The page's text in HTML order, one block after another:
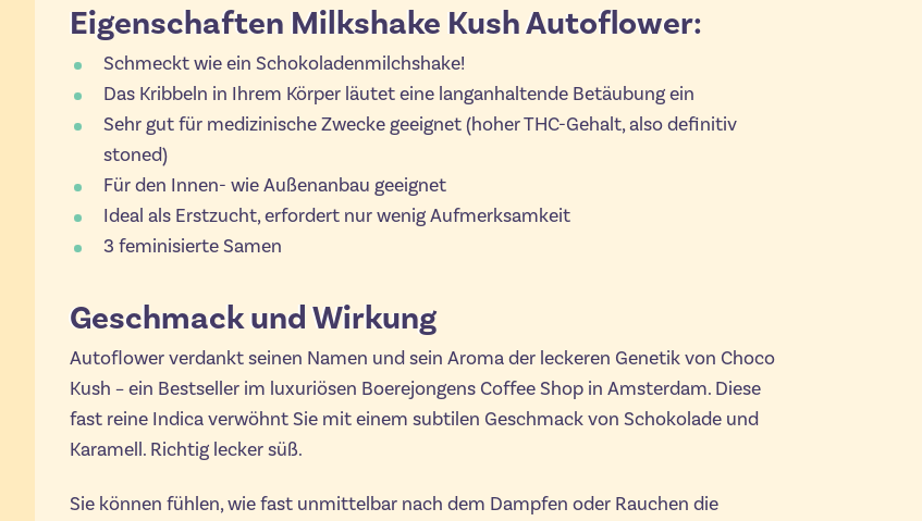
Eigenschaften Milkshake Kush Autoflower:
Schmeckt wie ein Schokoladenmilchshake!
Das Kribbeln in Ihrem Körper läutet eine langanhaltende Betäubung ein
Sehr gut für medizinische Zwecke geeignet (hoher THC-Gehalt, also definitiv
stoned)
Für den Innen- wie Außenanbau geeignet
Ideal als Erstzucht, erfordert nur wenig Aufmerksamkeit
3 feminisierte Samen
Geschmack und Wirkung
Autoflower verdankt seinen Namen und sein Aroma der leckeren Genetik von Choco
Kush – ein Bestseller im luxuriösen Boerejongens Coffee Shop in Amsterdam. Diese
fast reine Indica verwöhnt Sie mit einem subtilen Geschmack von Schokolade und
Karamell. Richtig lecker süß.
Sie können fühlen, wie fast unmittelbar nach dem Dampfen oder Rauchen die